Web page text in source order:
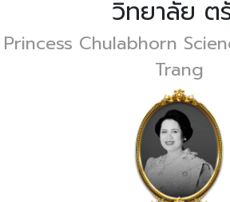
วิทยาลัย ต
Princess Chulabhorn
Trang